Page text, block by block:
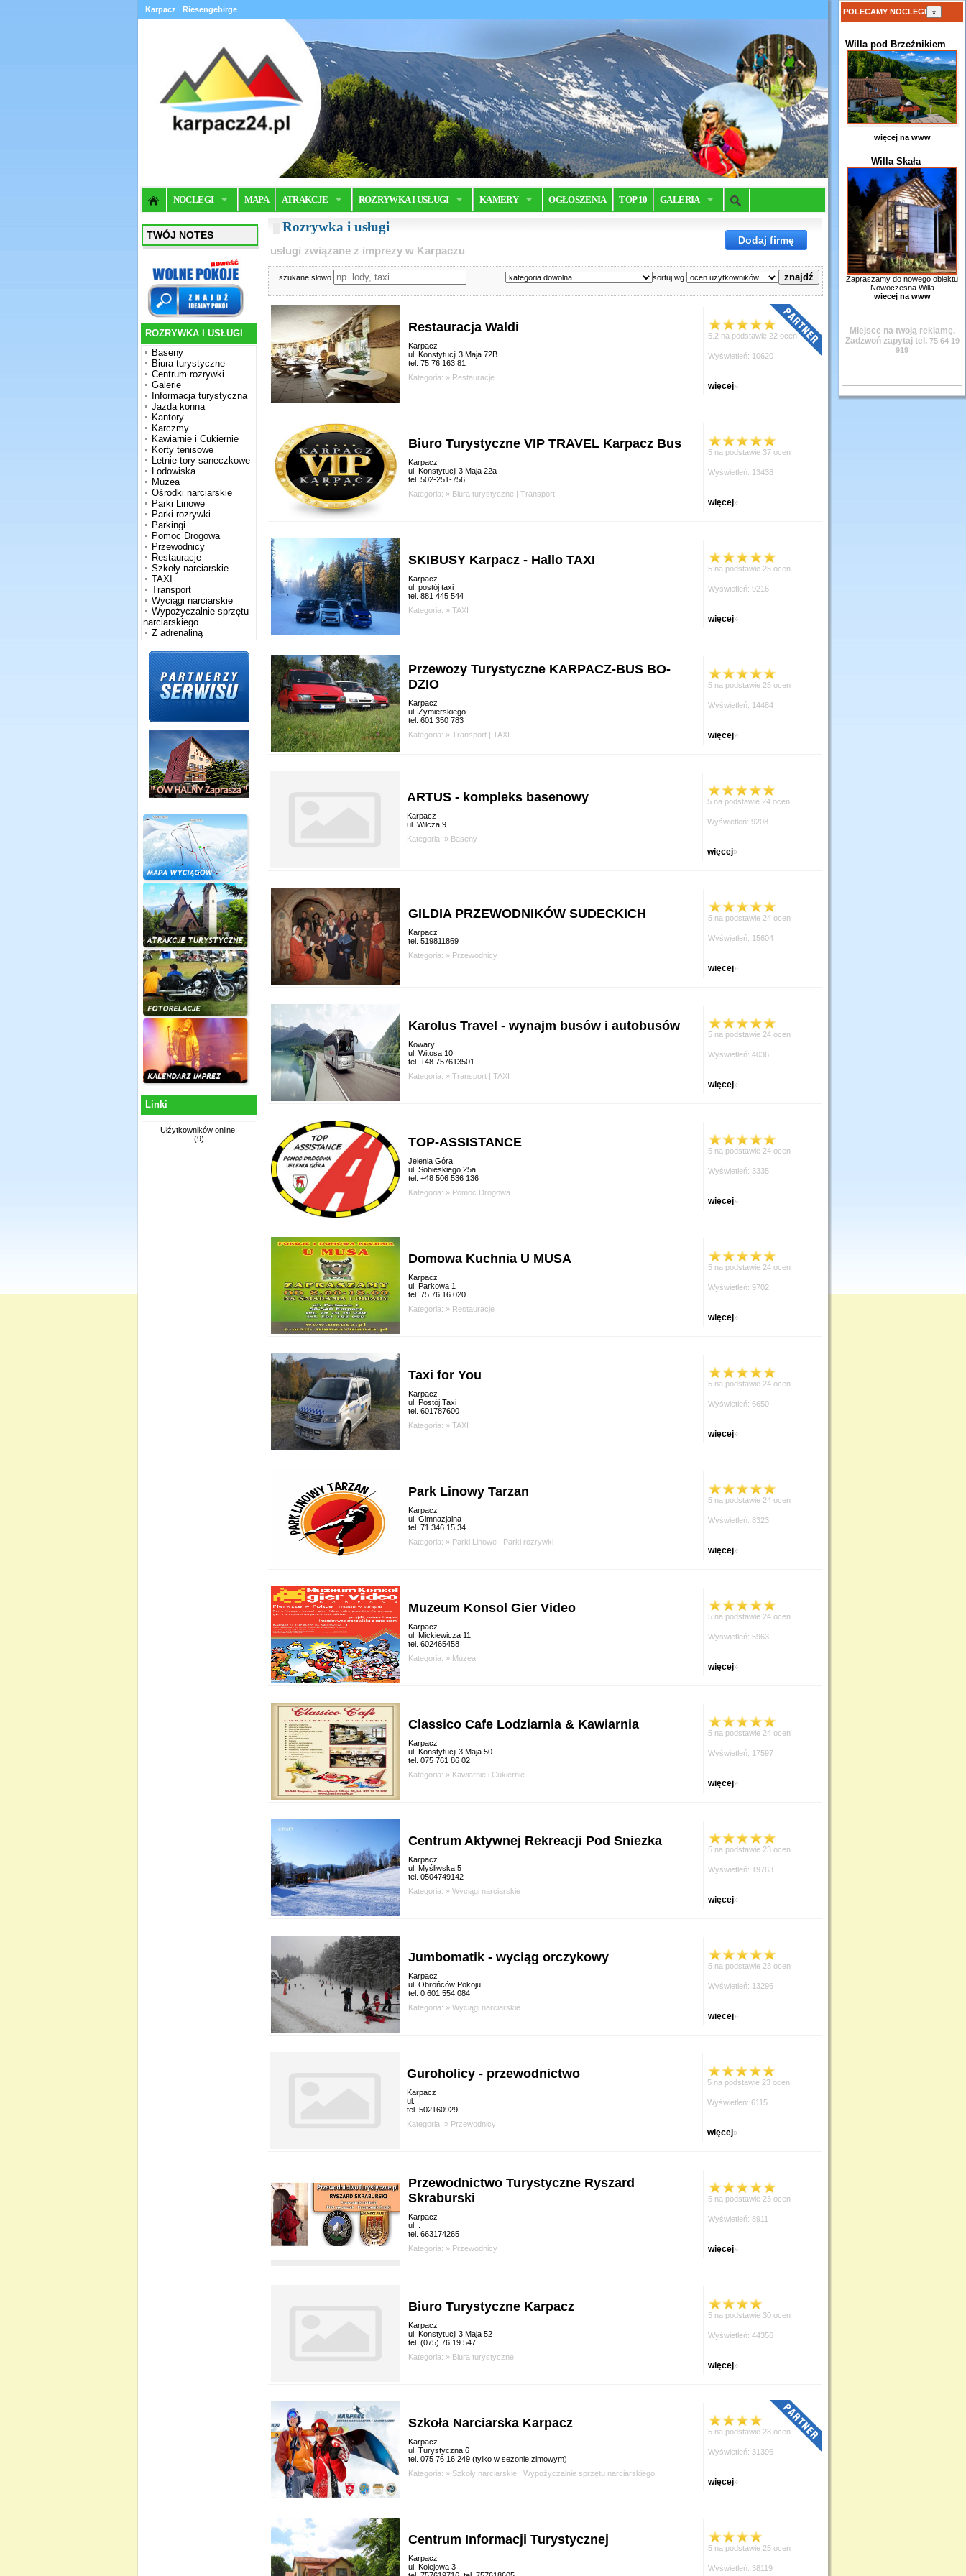
Karpacz Riesengebirge
NOCLEGI MAPA ATRAKCJE ROZRYWKA I USŁUGI KAMERY OGŁOSZENIA TOP 10 GALERIA
TWÓJ NOTES
ROZRYWKA I USŁUGI
Baseny
Biura turystyczne
Centrum rozrywki
Galerie
Informacja turystyczna
Jazda konna
Kantory
Karczmy
Kawiarnie i Cukiernie
Korty tenisowe
Letnie tory saneczkowe
Lodowiska
Muzea
Ośrodki narciarskie
Parki Linowe
Parki rozrywki
Parkingi
Pomoc Drogowa
Przewodnicy
Restauracje
Szkoły narciarskie
TAXI
Transport
Wyciągi narciarskie
Wypożyczalnie sprzętu
narciarskiego
Z adrenaliną
Linki
Ułźytkowników online:
(9)
Rozrywka i usługi
usługi związane z imprezy w Karpaczu
Dodaj firmę
szukane słowo sortuj wg.
Restauracja Waldi
Karpacz
ul. Konstytucji 3 Maja 72B
tel. 75 76 163 81
Kategoria: » Restauracje
5.2 na podstawie 22 ocen
Wyświetleń: 10620
więcej»
Biuro Turystyczne VIP TRAVEL Karpacz Bus
Karpacz
ul. Konstytucji 3 Maja 22a
tel. 502-251-756
Kategoria: » Biura turystyczne | Transport
5 na podstawie 37 ocen
Wyświetleń: 13438
więcej»
SKIBUSY Karpacz - Hallo TAXI
Karpacz
ul. postój taxi
tel. 881 445 544
Kategoria: » TAXI
5 na podstawie 25 ocen
Wyświetleń: 9216
więcej»
Przewozy Turystyczne KARPACZ-BUS BO-
DZIO
Karpacz
ul. Żymierskiego
tel. 601 350 783
Kategoria: » Transport | TAXI
5 na podstawie 25 ocen
Wyświetleń: 14484
więcej»
ARTUS - kompleks basenowy
Karpacz
ul. Wilcza 9
Kategoria: » Baseny
5 na podstawie 24 ocen
Wyświetleń: 9208
więcej»
GILDIA PRZEWODNIKÓW SUDECKICH
Karpacz
tel. 519811869
Kategoria: » Przewodnicy
5 na podstawie 24 ocen
Wyświetleń: 15604
więcej»
Karolus Travel - wynajm busów i autobusów
Kowary
ul. Witosa 10
tel. +48 757613501
Kategoria: » Transport | TAXI
5 na podstawie 24 ocen
Wyświetleń: 4036
więcej»
TOP-ASSISTANCE
Jelenia Góra
ul. Sobieskiego 25a
tel. +48 506 536 136
Kategoria: » Pomoc Drogowa
5 na podstawie 24 ocen
Wyświetleń: 3335
więcej»
Domowa Kuchnia U MUSA
Karpacz
ul. Parkowa 1
tel. 75 76 16 020
Kategoria: » Restauracje
5 na podstawie 24 ocen
Wyświetleń: 9702
więcej»
Taxi for You
Karpacz
ul. Postój Taxi
tel. 601787600
Kategoria: » TAXI
5 na podstawie 24 ocen
Wyświetleń: 6650
więcej»
Park Linowy Tarzan
Karpacz
ul. Gimnazjalna
tel. 71 346 15 34
Kategoria: » Parki Linowe | Parki rozrywki
5 na podstawie 24 ocen
Wyświetleń: 8323
więcej»
Muzeum Konsol Gier Video
Karpacz
ul. Mickiewicza 11
tel. 602465458
Kategoria: » Muzea
5 na podstawie 24 ocen
Wyświetleń: 5963
więcej»
Classico Cafe Lodziarnia & Kawiarnia
Karpacz
ul. Konstytucji 3 Maja 50
tel. 075 761 86 02
Kategoria: » Kawiarnie i Cukiernie
5 na podstawie 24 ocen
Wyświetleń: 17597
więcej»
Centrum Aktywnej Rekreacji Pod Sniezka
Karpacz
ul. Myśliwska 5
tel. 0504749142
Kategoria: » Wyciągi narciarskie
5 na podstawie 23 ocen
Wyświetleń: 19763
więcej»
Jumbomatik - wyciąg orczykowy
Karpacz
ul. Obrońców Pokoju
tel. 0 601 554 084
Kategoria: » Wyciągi narciarskie
5 na podstawie 23 ocen
Wyświetleń: 13296
więcej»
Guroholicy - przewodnictwo
Karpacz
ul. .
tel. 502160929
Kategoria: » Przewodnicy
5 na podstawie 23 ocen
Wyświetleń: 6115
więcej»
Przewodnictwo Turystyczne Ryszard
Skraburski
Karpacz
ul. .
tel. 663174265
Kategoria: » Przewodnicy
5 na podstawie 23 ocen
Wyświetleń: 8911
więcej»
Biuro Turystyczne Karpacz
Karpacz
ul. Konstytucji 3 Maja 52
tel. (075) 76 19 547
Kategoria: » Biura turystyczne
5 na podstawie 30 ocen
Wyświetleń: 44356
więcej»
Szkoła Narciarska Karpacz
Karpacz
ul. Turystyczna 6
tel. 075 76 16 249 (tylko w sezonie zimowym)
Kategoria: » Szkoły narciarskie | Wypożyczalnie sprzętu narciarskiego
5 na podstawie 28 ocen
Wyświetleń: 31396
więcej»
Centrum Informacji Turystycznej
Karpacz
ul. Kolejowa 3
5 na podstawie 25 ocen
Wyświetleń: 38119
POLECAMY NOCLEGI x
Willa pod Brzeźnikiem
więcej na www
Willa Skała
Zapraszamy do nowego obiektu
Nowoczesna Willa
więcej na www
Miejsce na twoją reklamę.
Zadzwoń zapytaj tel. 75 64 19
919